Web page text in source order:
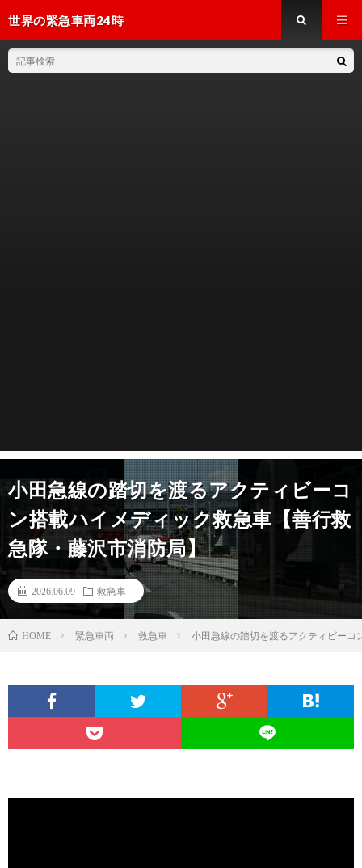
世界の緊急車両24時
小田急線の踏切を渡るアクティビーコ
ン搭載ハイメディック救急車【善行救
急隊・藤沢市消防局】
2026.06.09 救急車
HOME 緊急車両 救急車 小田急線の踏切を渡るアクティビー